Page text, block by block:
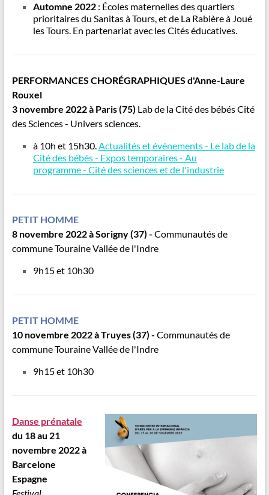
Automne 2022 : Écoles maternelles des quartiers
prioritaires du Sanitas à Tours, et de La Rabière à Joué
les Tours. En partenariat avec les Cités éducatives.
PERFORMANCES CHORÉGRAPHIQUES d'Anne-Laure
Rouxel
3 novembre 2022 à Paris (75) Lab de la Cité des bébés Cité
des Sciences - Univers sciences.
à 10h et 15h30.Actualités et événements - Le lab de la
Cité des bébés - Expos temporaires - Au
programme - Cité des sciences et de l'industrie
PETIT HOMME
8 novembre 2022 à Sorigny (37) - Communautés de
commune Touraine Vallée de l'Indre
9h15 et 10h30
PETIT HOMME
10 novembre 2022 à Truyes (37) - Communautés de
commune Touraine Vallée de l'Indre
9h15 et 10h30
Danse prénatale
du 18 au 21
novembre 2022 à
Barcelone
Espagne